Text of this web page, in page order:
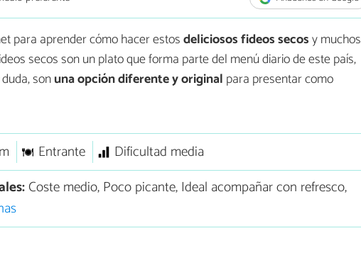
para aprender cómo hacer estosdeliciosos fideos secosy muchos
secos son un plato que forma parte del menú diario de este país,
sonuna opción diferente y original para presentar como
Entrante
Dificultad media
Coste medio, Poco picante, Ideal acompañar con refresco,